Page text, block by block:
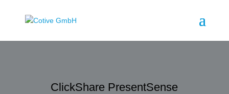
ClickShare PresentSense